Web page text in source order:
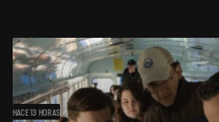
HACE 13 HORAS